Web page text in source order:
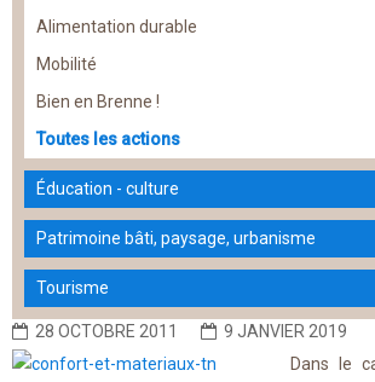
Alimentation durable
Mobilité
Bien en Brenne !
Toutes les actions
Éducation - culture
Patrimoine bâti, paysage, urbanisme
Tourisme
28 OCTOBRE 2011
9 JANVIER 2019
Dans le